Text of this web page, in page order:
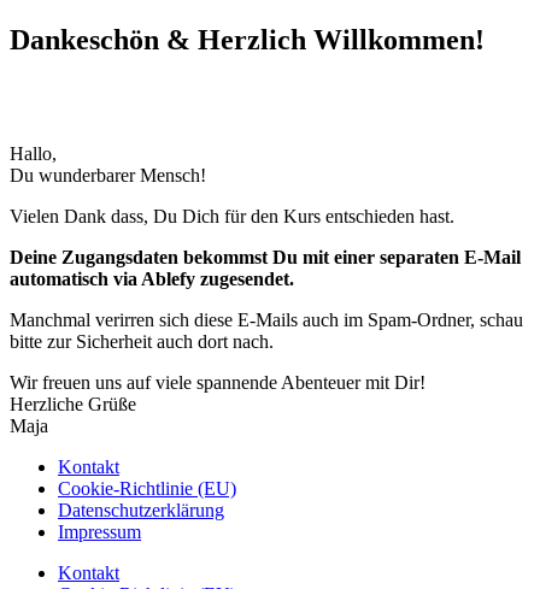
Dankeschön & Herzlich Willkommen!
Hallo,
Du wunderbarer Mensch!
Vielen Dank dass, Du Dich für den Kurs entschieden hast.
Deine Zugangsdaten bekommst Du mit einer separaten E-Mail
automatisch via Ablefy zugesendet.
Manchmal verirren sich diese E-Mails auch im Spam-Ordner, schau
bitte zur Sicherheit auch dort nach.
Wir freuen uns auf viele spannende Abenteuer mit Dir!
Herzliche Grüße
Maja
Kontakt
Cookie-Richtlinie (EU)
Datenschutzerklärung
Impressum
Kontakt